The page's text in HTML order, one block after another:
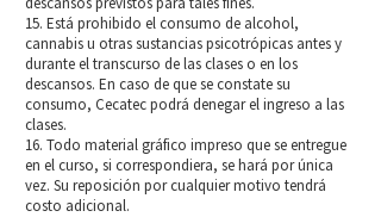
15. Está prohibido el consumo de alcohol,
cannabis u otras sustancias psicotrópicas antes y
durante el transcurso de las clases o en los
descansos. En caso de que se constate su
consumo, Cecatec podrá denegar el ingreso a las
clases.
16. Todo material gráfico impreso que se entregue
en el curso, si correspondiera, se hará por única
vez. Su reposición por cualquier motivo tendrá
costo adicional.